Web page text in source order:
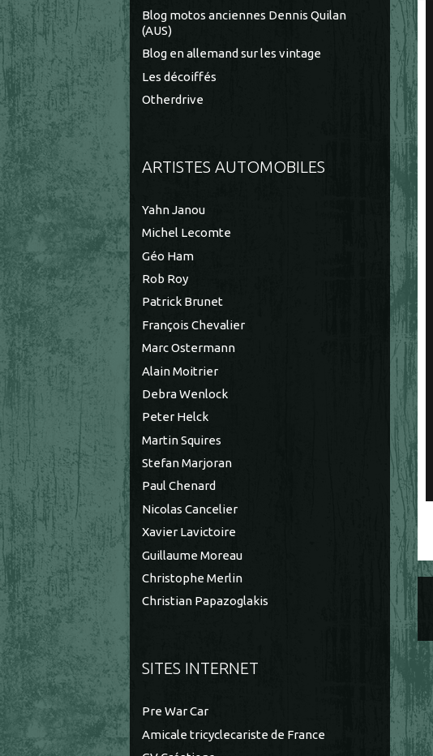
Blog motos anciennes Dennis Quilan
(AUS)
Blog en allemand sur les vintage
Les décoiffés
Otherdrive
ARTISTES AUTOMOBILES
Yahn Janou
Michel Lecomte
Géo Ham
Rob Roy
Patrick Brunet
François Chevalier
Marc Ostermann
Alain Moitrier
Debra Wenlock
Peter Helck
Martin Squires
Stefan Marjoran
Paul Chenard
Nicolas Cancelier
Xavier Lavictoire
Guillaume Moreau
Christophe Merlin
Christian Papazoglakis
SITES INTERNET
Pre War Car
Amicale tricyclecariste de France